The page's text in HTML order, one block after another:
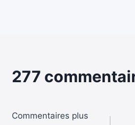
277
Navigation
Commentaires plus